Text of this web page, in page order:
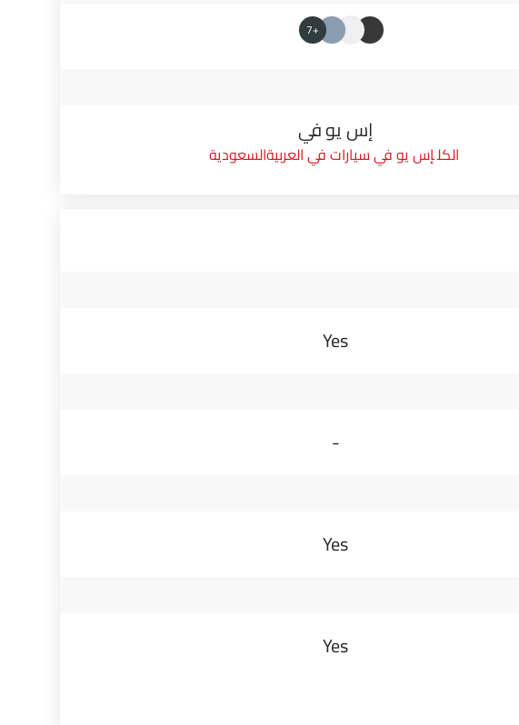
+7
إس يو في
إس يو في سيارات في العربيةالسعودية
Yes
-
Yes
Yes